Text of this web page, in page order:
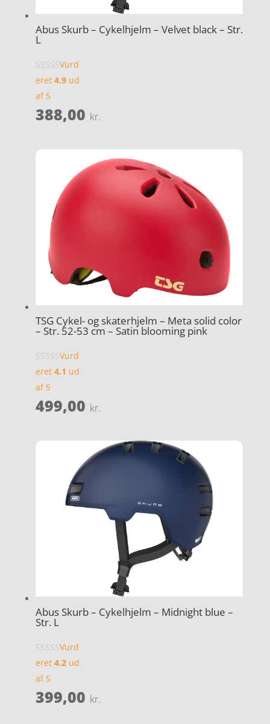
Abus Skurb – Cykelhjelm – Velvet black – Str.
L
Vurd
eret 4.9ud
af 5
388,00 kr.
TSG Cykel- og skaterhjelm – Meta solid color
– Str. 52-53 cm – Satin blooming pink
Vurd
eret 4.1 ud
af 5
499,00 kr.
Abus Skurb – Cykelhjelm – Midnight blue –
Str. L
Vurd
eret 4.2ud
af 5
399,00 kr.